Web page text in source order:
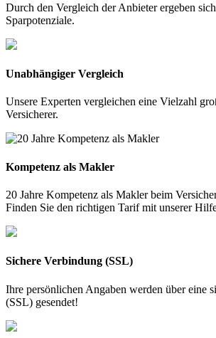
Durch den Vergleich der Anbieter ergeben
Sparpotenziale.
Unabhängiger Vergleich
Unsere Experten vergleichen eine Vielzahl
Versicherer.
Kompetenz als Makler
20 Jahre Kompetenz als Makler beim
Finden Sie den richtigen Tarif mit unserer
Sichere Verbindung (SSL)
Ihre persönlichen Angaben werden über eine
(SSL) gesendet!